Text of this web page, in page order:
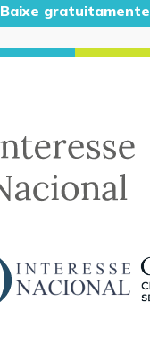
Baixe gratuitamente